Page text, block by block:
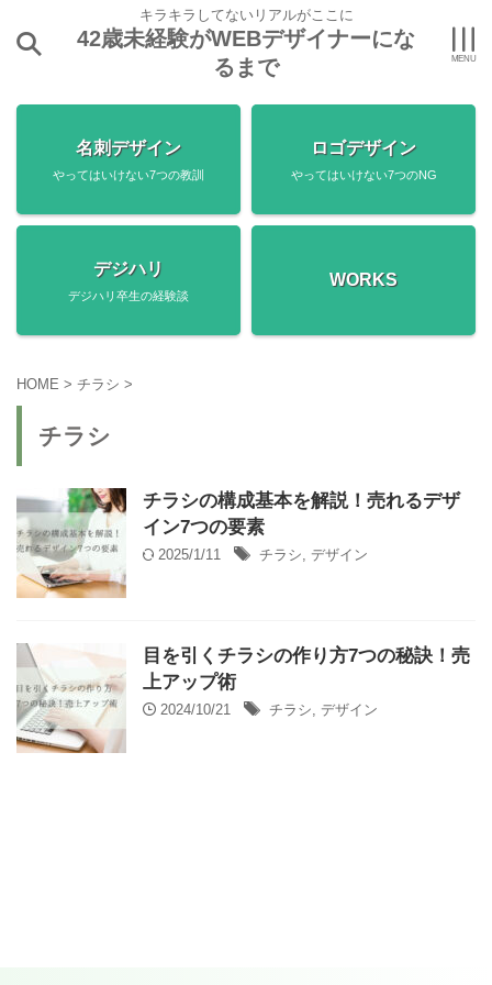
キラキラしてないリアルがここに
42歳未経験がWEBデザイナーにな
るまで
名刺デザイン
やってはいけない7つの教訓
ロゴデザイン
やってはいけない7つのNG
デジハリ
デジハリ卒生の経験談
WORKS
HOME > チラシ >
チラシ
チラシの構成基本を解説！売れるデザ
イン7つの要素
2025/1/11 チラシ, デザイン
目を引くチラシの作り方7つの秘訣！売
上アップ術
2024/10/21 チラシ, デザイン